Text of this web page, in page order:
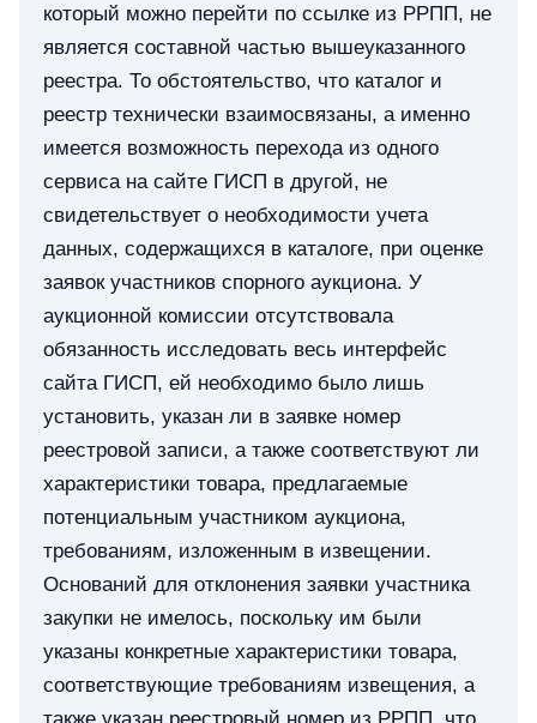
который можно перейти по ссылке из РРПП, не
является составной частью вышеуказанного
реестра. То обстоятельство, что каталог и
реестр технически взаимосвязаны, а именно
имеется возможность перехода из одного
сервиса на сайте ГИСП в другой, не
свидетельствует о необходимости учета
данных, содержащихся в каталоге, при оценке
заявок участников спорного аукциона. У
аукционной комиссии отсутствовала
обязанность исследовать весь интерфейс
сайта ГИСП, ей необходимо было лишь
установить, указан ли в заявке номер
реестровой записи, а также соответствуют ли
характеристики товара, предлагаемые
потенциальным участником аукциона,
требованиям, изложенным в извещении.
Оснований для отклонения заявки участника
закупки не имелось, поскольку им были
указаны конкретные характеристики товара,
соответствующие требованиям извещения, а